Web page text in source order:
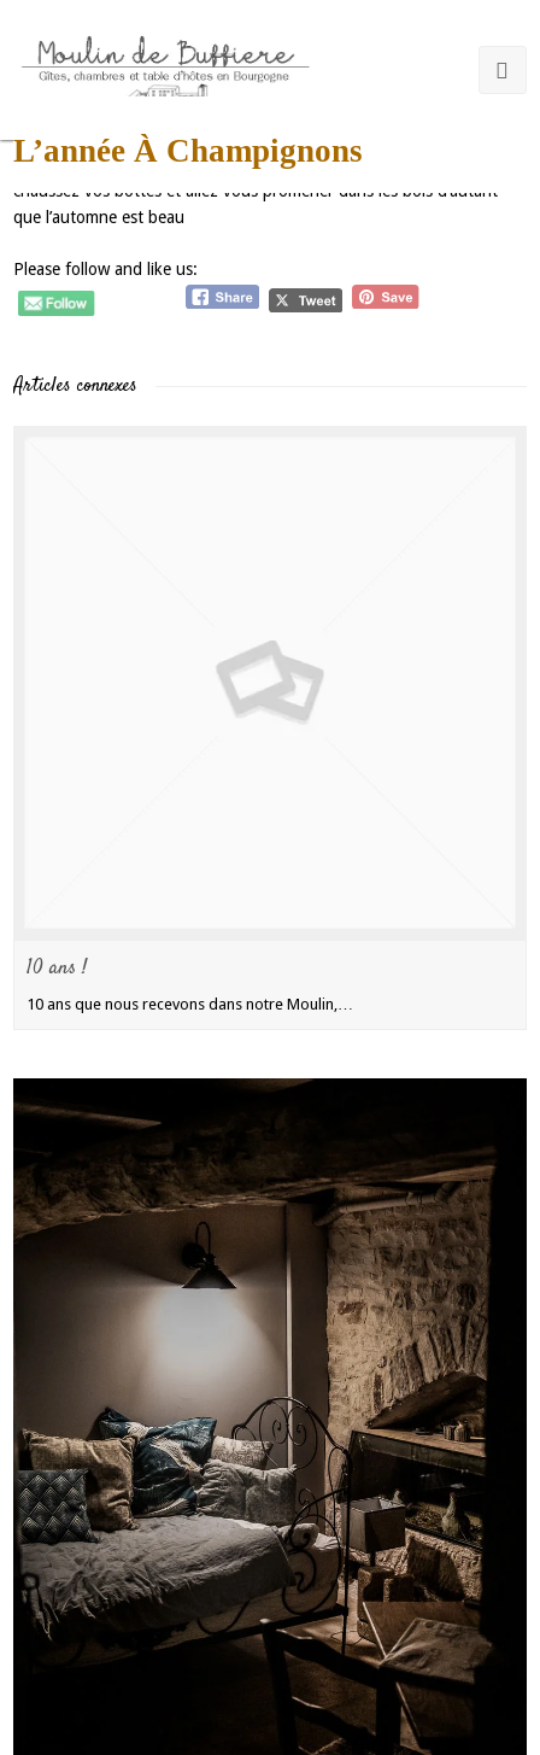
L’année À Champignons
amateur de champignons, cette année est exceptionnelle, alors
chaussez vos bottes et allez vous promener dans les bois d’autant
que l’automne est beau
Please follow and like us:
Articles connexes
10 ans !
10 ans que nous recevons dans notre Moulin,…